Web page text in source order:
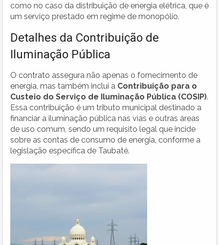
como no caso da distribuição de energia elétrica, que é
um serviço prestado em regime de monopólio.
Detalhes da Contribuição de
Iluminação Pública
O contrato assegura não apenas o fornecimento de
energia, mas também inclui a Contribuição para o
Custeio do Serviço de Iluminação Pública (COSIP).
Essa contribuição é um tributo municipal destinado a
financiar a iluminação pública nas vias e outras áreas
de uso comum, sendo um requisito legal que incide
sobre as contas de consumo de energia, conforme a
legislação específica de Taubaté.